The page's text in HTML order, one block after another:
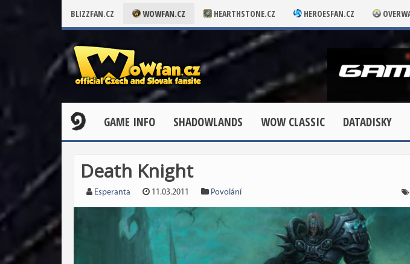
BLIZZFAN.CZ WOWFAN.CZ HEARTHSTONE.CZ HEROESFAN.CZ
GAME INFO SHADOWLANDS WOW CLASSIC DATADISKY
Death Knight
Esperanta 11.03.2011 Povolání